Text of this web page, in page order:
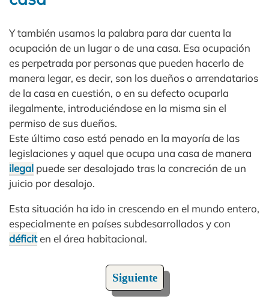
Y también usamos la palabra para dar cuenta la
ocupación de un lugar o de una casa. Esa ocupación
es perpetrada por personas que pueden hacerlo de
manera legar, es decir, son los dueños o arrendatarios
de la casa en cuestión, o en su defecto ocuparla
ilegalmente, introduciéndose en la misma sin el
permiso de sus dueños.
Este último caso está penado en la mayoría de las
legislaciones y aquel que ocupa una casa de manera
ilegal puede ser desalojado tras la concreción de un
juicio por desalojo.
Esta situación ha ido in crescendo en el mundo entero,
especialmente en países subdesarrollados y con
déficiten el área habitacional.
Siguiente